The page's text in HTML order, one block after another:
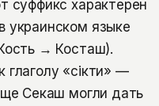
суффикс характерен
украинском языке
→ Косташ).
«сікти» —
Секаш могли дать